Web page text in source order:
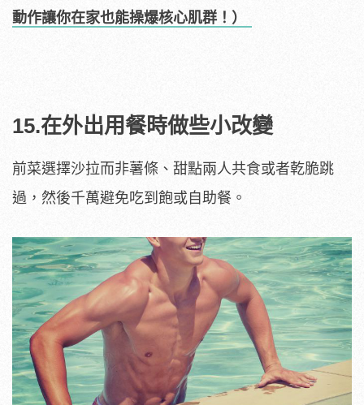
動作讓你在家也能操爆核心肌群！）
15.在外出用餐時做些小改變
前菜選擇沙拉而非薯條、甜點兩人共食或者乾脆跳
過，然後千萬避免吃到飽或自助餐。